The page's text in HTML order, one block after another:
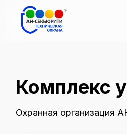
Комплекс
Охранная организация